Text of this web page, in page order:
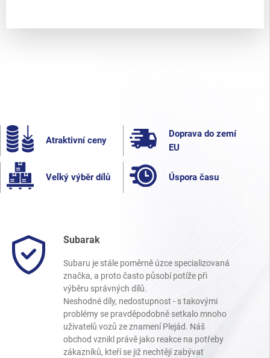
Atraktivní ceny
Doprava do zemí
EU
Velký výběr dílů Úspora času
Subarak
Subaru je stále poměrně úzce specializovaná
značka, a proto často působí potíže při
výběru správných dílů.
Neshodné díly, nedostupnost - s takovými
problémy se pravděpodobně setkalo mnoho
uživatelů vozů ze znamení Plejád. Náš
obchod vznikl právě jako reakce na potřeby
zákazníků, kteří se již nechtějí zabývat